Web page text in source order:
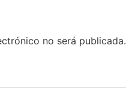
no será publicada.